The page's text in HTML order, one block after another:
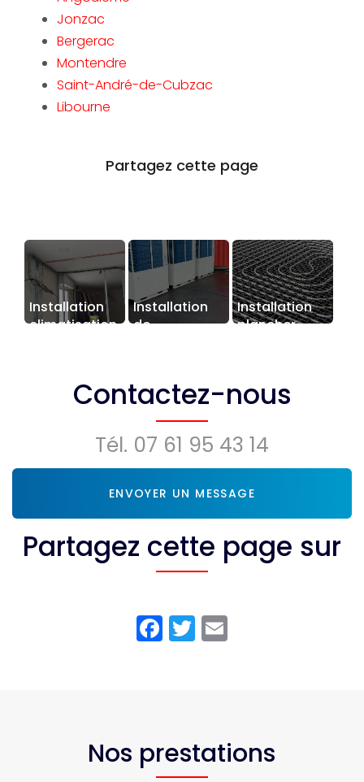
Jonzac
Bergerac
Montendre
Saint-André-de-Cubzac
Libourne
Installation
climatisation
Installation
de
Installation
plancher
Contactez-nous
Tél. 07 61 95 43 14
ENVOYER UN MESSAGE
Partagez cette page sur
Facebook
Twitter
Nos prestations